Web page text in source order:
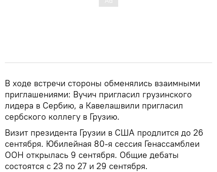
В ходе встречи стороны обменялись взаимными
приглашениями: Вучич пригласил грузинского
лидера в Сербию, а Кавелашвили пригласил
сербского коллегу в Грузию.
Визит президента Грузии в США продлится до 26
сентября. Юбилейная 80-я сессия Генассамблеи
ООН открылась 9 сентября. Общие дебаты
состоятся с 23 по 27 и 29 сентября.